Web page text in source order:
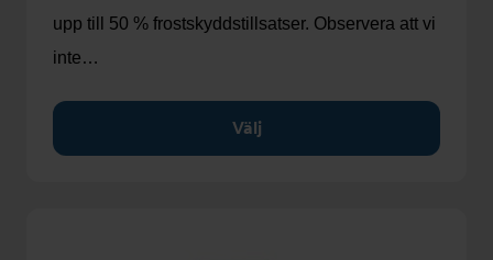
upp till 50 % frostskyddstillsatser. Observera att vi
inte…
Välj